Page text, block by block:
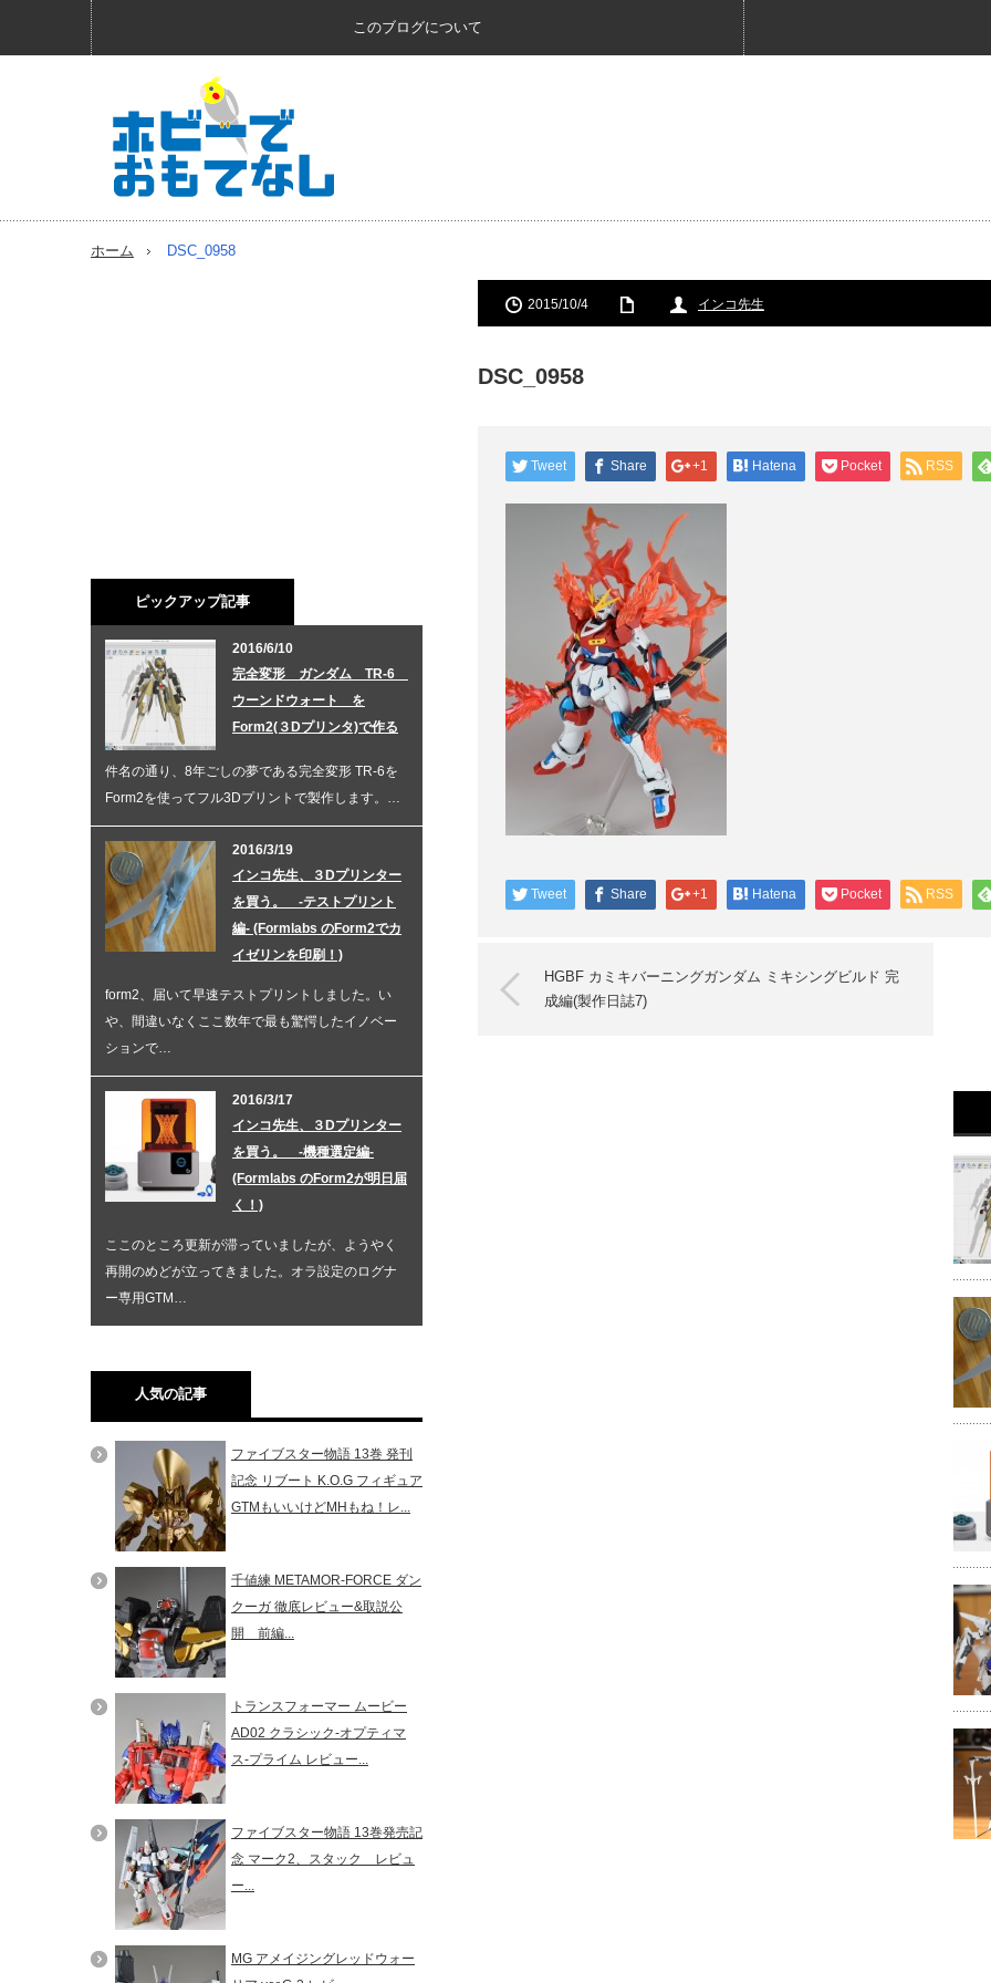
このブログについて
ホーム DSC_0958
2015/10/4 インコ先生
DSC_0958
Tweet Share +1 Hatena Pocket RSS
Tweet Share +1 Hatena Pocket RSS
HGBF カミキバーニングガンダム ミキシングビルド 完
成編(製作日誌7)
ピックアップ記事
2016/6/10
完全変形 ガンダム TR-6
ウーンドウォート を
Form2(３Dプリンタ)で作る
件名の通り、8年ごしの夢である完全変形 TR-6を
Form2を使ってフル3Dプリントで製作します。…
2016/3/19
インコ先生、３Dプリンター
を買う。 -テストプリント
編- (Formlabs のForm2でカ
イゼリンを印刷！)
form2、届いて早速テストプリントしました。い
や、間違いなくここ数年で最も驚愕したイノベー
ションで…
2016/3/17
インコ先生、３Dプリンター
を買う。 -機種選定編-
(Formlabs のForm2が明日届
く！)
ここのところ更新が滞っていましたが、ようやく
再開のめどが立ってきました。オラ設定のログナ
ー専用GTM…
人気の記事
ファイブスター物語 13巻 発刊
記念 リブート K.O.G フィギュア
GTMもいいけどMHもね！レ...
千値練 METAMOR-FORCE ダン
クーガ 徹底レビュー&取説公
開 前編...
トランスフォーマー ムービー
AD02 クラシック-オプティマ
ス-プライム レビュー...
ファイブスター物語 13巻発売記
念 マーク2、スタック レビュ
ー...
MG アメイジングレッドウォー